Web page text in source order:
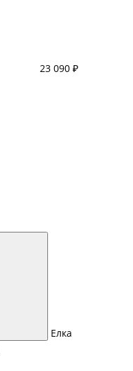
23 090 ₽
Елка